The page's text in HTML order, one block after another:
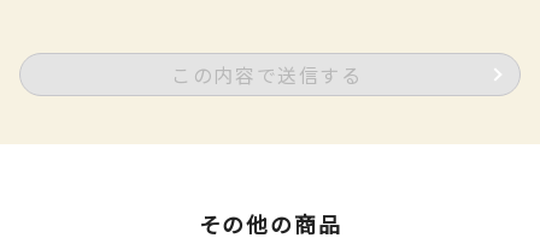
この内容で送信する
その他の商品